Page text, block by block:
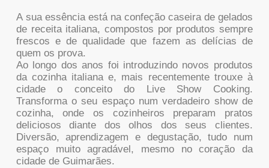
A sua essência está na confeção caseira de gelados
de receita italiana, compostos por produtos sempre
frescos e de qualidade que fazem as delícias de
quem os prova.
Ao longo dos anos foi introduzindo novos produtos
da cozinha italiana e, mais recentemente trouxe à
cidade o conceito do Live Show Cooking.
Transforma o seu espaço num verdadeiro show de
cozinha, onde os cozinheiros preparam pratos
deliciosos diante dos olhos dos seus clientes.
Diversão, aprendizagem e degustação, tudo num
espaço muito agradável, mesmo no coração da
cidade de Guimarães.